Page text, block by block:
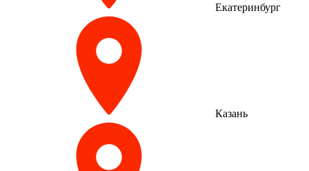
Екатеринбург
Казань